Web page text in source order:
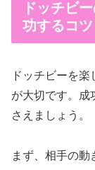
ドッチビ
功するコツ
ドッチビーを
が大切です。成
さえましょう。
まず、相手の動